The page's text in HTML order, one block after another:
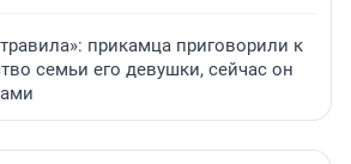
прикамца приговорили к
семьи его девушки, сейчас он